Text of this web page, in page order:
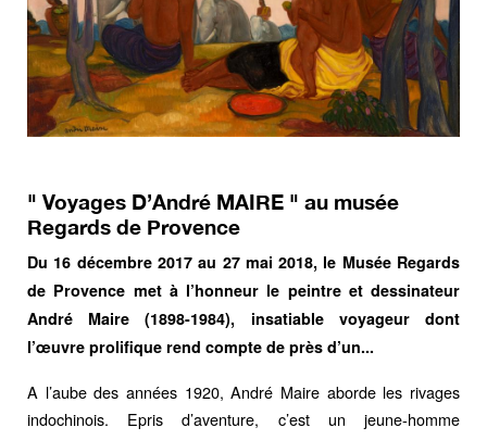
" Voyages D’André MAIRE " au musée
Regards de Provence
Du 16 décembre 2017 au 27 mai 2018, le Musée Regards
de Provence met à l’honneur le peintre et dessinateur
André Maire (1898-1984), insatiable voyageur dont
l’œuvre prolifique rend compte de près d’un...
A l’aube des années 1920,André Maire aborde les rivages
indochinois. Epris d’aventure, c’est un jeune-homme